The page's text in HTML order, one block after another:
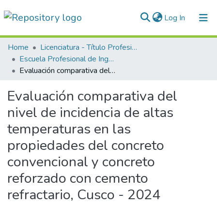
Log In (current)
Communities & Collections
All of DSpace
Normativas
Home
Licenciatura - Título Profesional
Escuela Profesional de Ingeniería Civil
Evaluación comparativa del nivel de incidencia de altas temperaturas en las propiedades del concreto convencional y concreto reforzado con cemento refractario, Cusco - 2024
Evaluación comparativa del
nivel de incidencia de altas
temperaturas en las
propiedades del concreto
convencional y concreto
reforzado con cemento
refractario, Cusco - 2024